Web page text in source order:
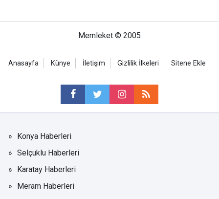
Memleket © 2005
Anasayfa Künye İletişim Gizlilik İlkeleri Sitene Ekle
Konya Haberleri
Selçuklu Haberleri
Karatay Haberleri
Meram Haberleri